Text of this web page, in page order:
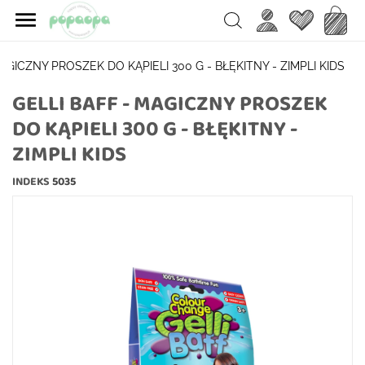
 Search Ulubione
PROSZEK DO KĄPIELI 300 G - BŁĘKITNY - ZIMPLI KIDS
GELLI BAFF - MAGICZNY PROSZEK
DO KĄPIELI 300 G - BŁĘKITNY -
ZIMPLI KIDS
INDEKS 5035